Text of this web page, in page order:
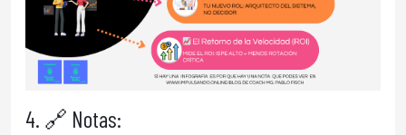
4. 🔗 Notas: